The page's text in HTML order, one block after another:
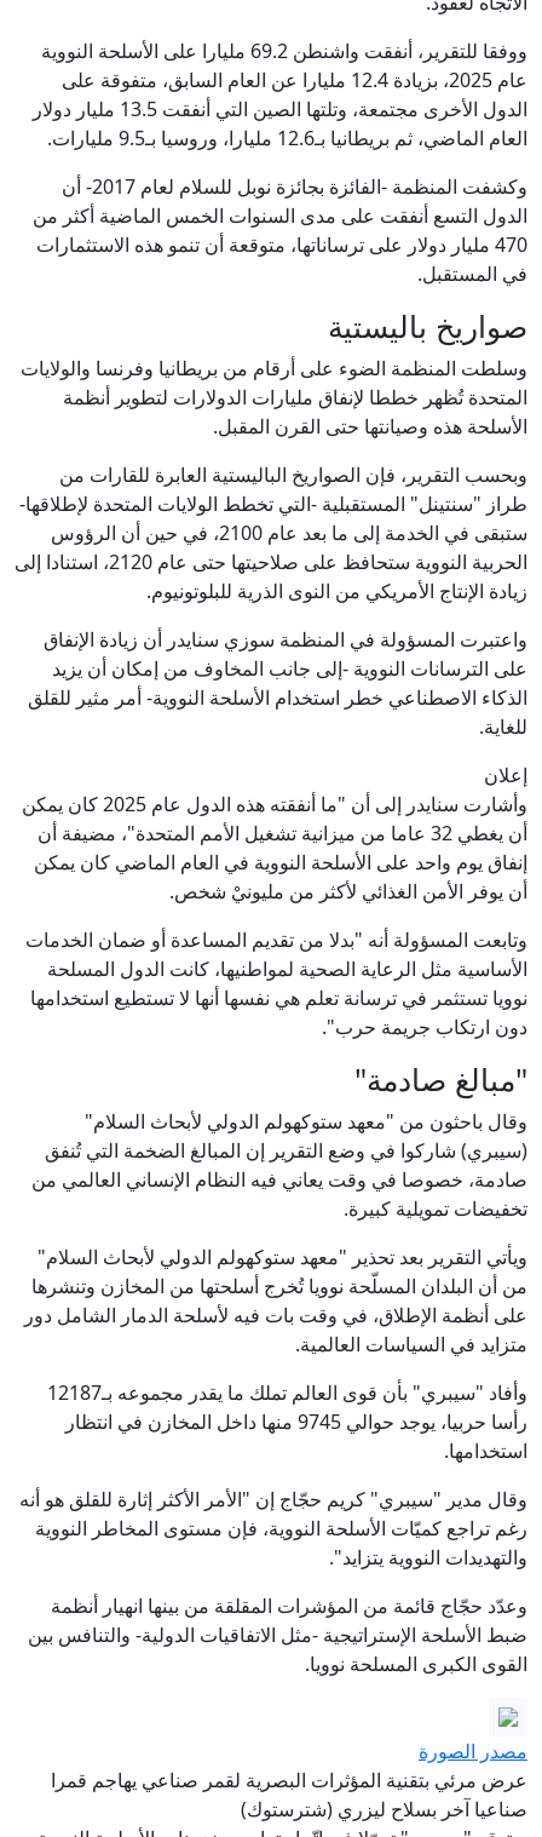
إيران.. واشنطن تتوقع اتفاقا وشيكا بشأن
هرمز وبزشكيان ينفي وجود خلافات داخلية
ووفقا للتقرير، أنفقت واشنطن 69.2 مليارا على الأسلحة النووية
عام 2025، بزيادة 12.4 مليارا عن العام السابق، متفوقة على
الدول الأخرى مجتمعة، وتلتها الصين التي أنفقت 13.5 مليار دولار
العام الماضي، ثم بريطانيا بـ12.6 مليارا، وروسيا بـ9.5 مليارات.
وكشفت المنظمة -الفائزة بجائزة نوبل للسلام لعام 2017- أن
الدول التسع أنفقت على مدى السنوات الخمس الماضية أكثر من
470 مليار دولار على ترساناتها، متوقعة أن تنمو هذه الاستثمارات
في المستقبل.
صواريخ باليستية
وسلطت المنظمة الضوء على أرقام من بريطانيا وفرنسا والولايات
المتحدة تُظهر خططا لإنفاق مليارات الدولارات لتطوير أنظمة
الأسلحة هذه وصيانتها حتى القرن المقبل.
وبحسب التقرير، فإن الصواريخ الباليستية العابرة للقارات من
طراز "سنتينل" المستقبلية -التي تخطط الولايات المتحدة لإطلاقها-
ستبقى في الخدمة إلى ما بعد عام 2100، في حين أن الرؤوس
الحربية النووية ستحافظ على صلاحيتها حتى عام 2120، استنادا إلى
زيادة الإنتاج الأمريكي من النوى الذرية للبلوتونيوم.
واعتبرت المسؤولة في المنظمة سوزي سنايدر أن زيادة الإنفاق
على الترسانات النووية -إلى جانب المخاوف من إمكان أن يزيد
الذكاء الاصطناعي خطر استخدام الأسلحة النووية- أمر مثير للقلق
للغاية.
إعلان
وأشارت سنايدر إلى أن "ما أنفقته هذه الدول عام 2025 كان يمكن
أن يغطي 32 عاما من ميزانية تشغيل الأمم المتحدة"، مضيفة أن
إنفاق يوم واحد على الأسلحة النووية في العام الماضي كان يمكن
أن يوفر الأمن الغذائي لأكثر من مليونيْ شخص.
وتابعت المسؤولة أنه "بدلا من تقديم المساعدة أو ضمان الخدمات
الأساسية مثل الرعاية الصحية لمواطنيها، كانت الدول المسلحة
نوويا تستثمر في ترسانة تعلم هي نفسها أنها لا تستطيع استخدامها
دون ارتكاب جريمة حرب".
"مبالغ صادمة"
وقال باحثون من "معهد ستوكهولم الدولي لأبحاث السلام"
(سيبري) شاركوا في وضع التقرير إن المبالغ الضخمة التي تُنفق
صادمة، خصوصا في وقت يعاني فيه النظام الإنساني العالمي من
تخفيضات تمويلية كبيرة.
ويأتي التقرير بعد تحذير "معهد ستوكهولم الدولي لأبحاث السلام"
من أن البلدان المسلّحة نوويا تُخرج أسلحتها من المخازن وتنشرها
على أنظمة الإطلاق، في وقت بات فيه لأسلحة الدمار الشامل دور
متزايد في السياسات العالمية.
وأفاد "سيبري" بأن قوى العالم تملك ما يقدر مجموعه بـ12187
رأسا حربيا، يوجد حوالي 9745 منها داخل المخازن في انتظار
استخدامها.
وقال مدير "سيبري" كريم حجّاج إن "الأمر الأكثر إثارة للقلق هو أنه
رغم تراجع كميّات الأسلحة النووية، فإن مستوى المخاطر النووية
والتهديدات النووية يتزايد".
وعدّد حجّاج قائمة من المؤشرات المقلقة من بينها انهيار أنظمة
ضبط الأسلحة الإستراتيجية -مثل الاتفاقيات الدولية- والتنافس بين
القوى الكبرى المسلحة نوويا.
مصدر الصورة
عرض مرئي بتقنية المؤثرات البصرية لقمر صناعي يهاجم قمرا
صناعيا آخر بسلاح ليزري (شترستوك)